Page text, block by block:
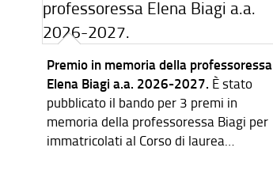
Premio in memoria della professoressa
Elena Biagi a.a. 2026-2027. È stato
pubblicato il bando per 3 premi in
memoria della professoressa Biagi per
immatricolati al Corso di laurea